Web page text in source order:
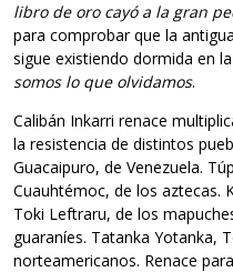
libro de oro cayó a la gran
para comprobar que la
sigue existiendo dormida en
somos lo que olvidamos.
Calibán Inkarri renace
la resistencia de distintos
Guacaipuro, de Venezuela.
Cuauhtémoc, de los aztecas.
Toki Leftraru, de los
guaraníes. Tatanka Yotanka,
norteamericanos. Renace